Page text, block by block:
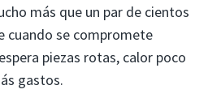
más que un par de cientos
cuando se compromete
piezas rotas, calor poco
gastos.